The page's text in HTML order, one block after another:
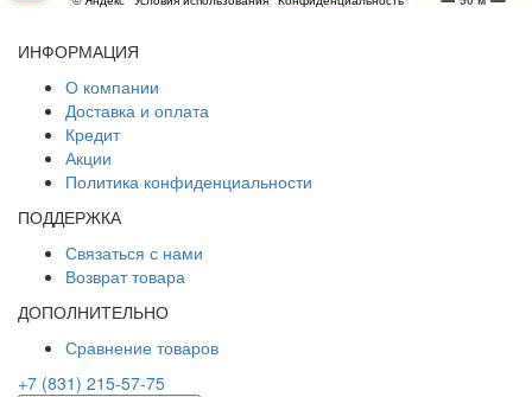
ИНФОРМАЦИЯ
О компании
Доставка и оплата
Кредит
Акции
Политика конфиденциальности
ПОДДЕРЖКА
Связаться с нами
Возврат товара
ДОПОЛНИТЕЛЬНО
Сравнение товаров
+7 (831) 215-57-75